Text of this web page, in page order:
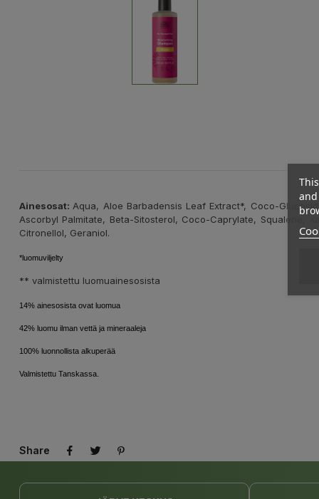
Ainesosat: Aqua, Aloe Barbadensis Leaf Extract*, Coco-
Ascorbyl Palmitate, Beta-Sitosterol, Coco-Caprylate, Squalene,
Citronellol, Geraniol.
*luomuviljelty
** valmistettu luomuainesosista
14% ainesosista ovat luomua
42% luomu ilman vettä ja mineraaleja
100% luonnollista alkuperää
Valmistettu Tanskassa.
Share